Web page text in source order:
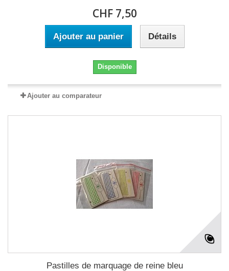
CHF 7,50
Ajouter au panier Détails
Disponible
Ajouter au comparateur
Pastilles de marquage de reine bleu